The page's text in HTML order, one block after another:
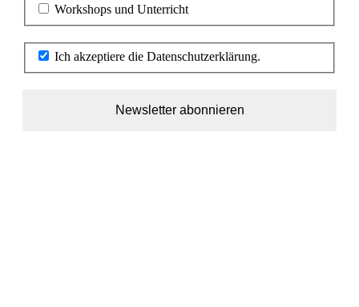
Workshops und Unterricht
Ich akzeptiere die Datenschutzerklärung.